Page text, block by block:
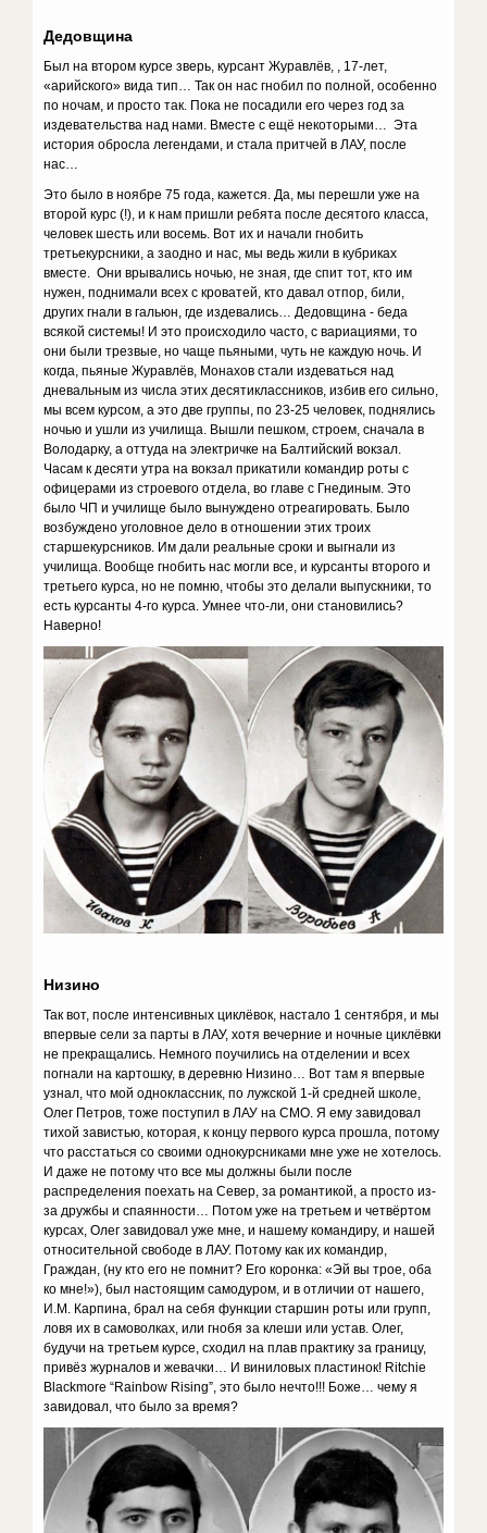
Дедовщина
Был на втором курсе зверь, курсант Журавлёв, , 17-лет,
«арийского» вида тип… Так он нас гнобил по полной, особенно
по ночам, и просто так. Пока не посадили его через год за
издевательства над нами. Вместе с ещё некоторыми… Эта
история обросла легендами, и стала притчей в ЛАУ, после
нас…
Это было в ноябре 75 года, кажется. Да, мы перешли уже на
второй курс (!), и к нам пришли ребята после десятого класса,
человек шесть или восемь. Вот их и начали гнобить
третьекурсники, а заодно и нас, мы ведь жили в кубриках
вместе. Они врывались ночью, не зная, где спит тот, кто им
нужен, поднимали всех с кроватей, кто давал отпор, били,
других гнали в гальюн, где издевались… Дедовщина - беда
всякой системы! И это происходило часто, с вариациями, то
они были трезвые, но чаще пьяными, чуть не каждую ночь. И
когда, пьяные Журавлёв, Монахов стали издеваться над
дневальным из числа этих десятиклассников, избив его сильно,
мы всем курсом, а это две группы, по 23-25 человек, поднялись
ночью и ушли из училища. Вышли пешком, строем, сначала в
Володарку, а оттуда на электричке на Балтийский вокзал.
Часам к десяти утра на вокзал прикатили командир роты с
офицерами из строевого отдела, во главе с Гнединым. Это
было ЧП и училище было вынуждено отреагировать. Было
возбуждено уголовное дело в отношении этих троих
старшекурсников. Им дали реальные сроки и выгнали из
училища. Вообще гнобить нас могли все, и курсанты второго и
третьего курса, но не помню, чтобы это делали выпускники, то
есть курсанты 4-го курса. Умнее что-ли, они становились?
Наверно!
Низино
Так вот, после интенсивных циклёвок, настало 1 сентября, и мы
впервые сели за парты в ЛАУ, хотя вечерние и ночные циклёвки
не прекращались. Немного поучились на отделении и всех
погнали на картошку, в деревню Низино… Вот там я впервые
узнал, что мой одноклассник, по лужской 1-й средней школе,
Олег Петров, тоже поступил в ЛАУ на СМО. Я ему завидовал
тихой завистью, которая, к концу первого курса прошла, потому
что расстаться со своими однокурсниками мне уже не хотелось.
И даже не потому что все мы должны были после
распределения поехать на Север, за романтикой, а просто из-
за дружбы и спаянности… Потом уже на третьем и четвёртом
курсах, Олег завидовал уже мне, и нашему командиру, и нашей
относительной свободе в ЛАУ. Потому как их командир,
Граждан, (ну кто его не помнит? Его коронка: «Эй вы трое, оба
ко мне!»), был настоящим самодуром, и в отличии от нашего,
И.М. Карпина, брал на себя функции старшин роты или групп,
ловя их в самоволках, или гнобя за клеши или устав. Олег,
будучи на третьем курсе, сходил на плав практику за границу,
привёз журналов и жевачки… И виниловых пластинок! Ritchie
Blackmore “Rainbow Rising”, это было нечто!!! Боже… чему я
завидовал, что было за время?